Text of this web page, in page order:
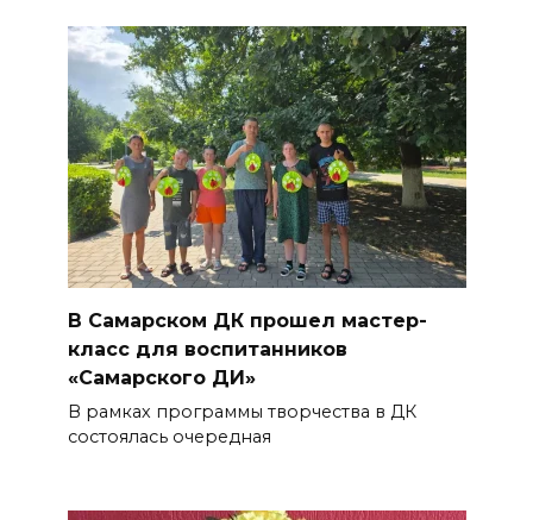
В Самарском ДК прошел мастер-
класс для воспитанников
«Самарского ДИ»
В рамках программы творчества в ДК
состоялась очередная